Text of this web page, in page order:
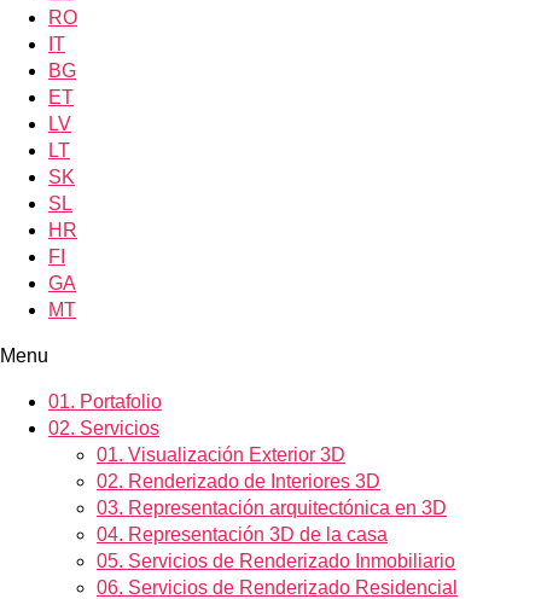
RO
IT
BG
ET
LV
LT
SK
SL
HR
FI
GA
MT
Menu
01. Portafolio
02. Servicios
01. Visualización Exterior 3D
02. Renderizado de Interiores 3D
03. Representación arquitectónica en 3D
04. Representación 3D de la casa
05. Servicios de Renderizado Inmobiliario
06. Servicios de Renderizado Residencial